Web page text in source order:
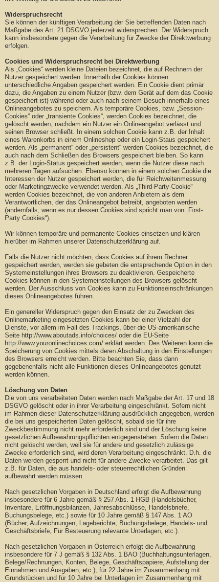
Widerspruchsrecht
Sie können der künftigen Verarbeitung der Sie betreffenden Daten nach
Maßgabe des Art. 21 DSGVO jederzeit widersprechen. Der Widerspruch
kann insbesondere gegen die Verarbeitung für Zwecke der Direktwerbung
erfolgen.
Cookies und Widerspruchsrecht bei Direktwerbung
Als „Cookies“ werden kleine Dateien bezeichnet, die auf Rechnern der
Nutzer gespeichert werden. Innerhalb der Cookies können
unterschiedliche Angaben gespeichert werden. Ein Cookie dient primär
dazu, die Angaben zu einem Nutzer (bzw. dem Gerät auf dem das Cookie
gespeichert ist) während oder auch nach seinem Besuch innerhalb eines
Onlineangebotes zu speichern. Als temporäre Cookies, bzw. „Session-
Cookies“ oder „transiente Cookies“, werden Cookies bezeichnet, die
gelöscht werden, nachdem ein Nutzer ein Onlineangebot verlässt und
seinen Browser schließt. In einem solchen Cookie kann z.B. der Inhalt
eines Warenkorbs in einem Onlineshop oder ein Login-Staus gespeichert
werden. Als „permanent“ oder „persistent“ werden Cookies bezeichnet, die
auch nach dem Schließen des Browsers gespeichert bleiben. So kann
z.B. der Login-Status gespeichert werden, wenn die Nutzer diese nach
mehreren Tagen aufsuchen. Ebenso können in einem solchen Cookie die
Interessen der Nutzer gespeichert werden, die für Reichweitenmessung
oder Marketingzwecke verwendet werden. Als „Third-Party-Cookie“
werden Cookies bezeichnet, die von anderen Anbietern als dem
Verantwortlichen, der das Onlineangebot betreibt, angeboten werden
(andernfalls, wenn es nur dessen Cookies sind spricht man von „First-
Party Cookies“).
Wir können temporäre und permanente Cookies einsetzen und klären
hierüber im Rahmen unserer Datenschutzerklärung auf.
Falls die Nutzer nicht möchten, dass Cookies auf ihrem Rechner
gespeichert werden, werden sie gebeten die entsprechende Option in den
Systemeinstellungen ihres Browsers zu deaktivieren. Gespeicherte
Cookies können in den Systemeinstellungen des Browsers gelöscht
werden. Der Ausschluss von Cookies kann zu Funktionseinschränkungen
dieses Onlineangebotes führen.
Ein genereller Widerspruch gegen den Einsatz der zu Zwecken des
Onlinemarketing eingesetzten Cookies kann bei einer Vielzahl der
Dienste, vor allem im Fall des Trackings, über die US-amerikanische
Seite http://www.aboutads.info/choices/ oder die EU-Seite
http://www.youronlinechoices.com/ erklärt werden. Des Weiteren kann die
Speicherung von Cookies mittels deren Abschaltung in den Einstellungen
des Browsers erreicht werden. Bitte beachten Sie, dass dann
gegebenenfalls nicht alle Funktionen dieses Onlineangebotes genutzt
werden können.
Löschung von Daten
Die von uns verarbeiteten Daten werden nach Maßgabe der Art. 17 und 18
DSGVO gelöscht oder in ihrer Verarbeitung eingeschränkt. Sofern nicht
im Rahmen dieser Datenschutzerklärung ausdrücklich angegeben, werden
die bei uns gespeicherten Daten gelöscht, sobald sie für ihre
Zweckbestimmung nicht mehr erforderlich sind und der Löschung keine
gesetzlichen Aufbewahrungspflichten entgegenstehen. Sofern die Daten
nicht gelöscht werden, weil sie für andere und gesetzlich zulässige
Zwecke erforderlich sind, wird deren Verarbeitung eingeschränkt. D.h. die
Daten werden gesperrt und nicht für andere Zwecke verarbeitet. Das gilt
z.B. für Daten, die aus handels- oder steuerrechtlichen Gründen
aufbewahrt werden müssen.
Nach gesetzlichen Vorgaben in Deutschland erfolgt die Aufbewahrung
insbesondere für 6 Jahre gemäß § 257 Abs. 1 HGB (Handelsbücher,
Inventare, Eröffnungsbilanzen, Jahresabschlüsse, Handelsbriefe,
Buchungsbelege, etc.) sowie für 10 Jahre gemäß § 147 Abs. 1 AO
(Bücher, Aufzeichnungen, Lageberichte, Buchungsbelege, Handels- und
Geschäftsbriefe, Für Besteuerung relevante Unterlagen, etc.).
Nach gesetzlichen Vorgaben in Österreich erfolgt die Aufbewahrung
insbesondere für 7 J gemäß § 132 Abs. 1 BAO (Buchhaltungsunterlagen,
Belege/Rechnungen, Konten, Belege, Geschäftspapiere, Aufstellung der
Einnahmen und Ausgaben, etc.), für 22 Jahre im Zusammenhang mit
Grundstücken und für 10 Jahre bei Unterlagen im Zusammenhang mit